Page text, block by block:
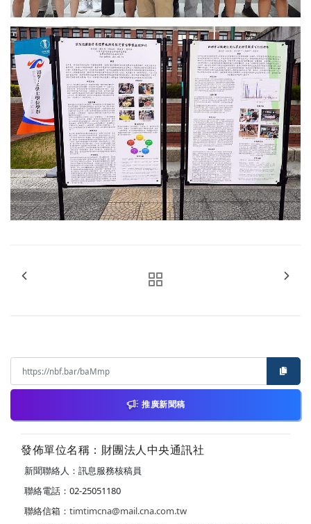
推廣新聞稿
發佈單位名稱：財團法人中央通訊社
新聞聯絡人：訊息服務核稿員
聯絡電話：02-25051180
聯絡信箱： timtimcna@mail.cna.com.tw